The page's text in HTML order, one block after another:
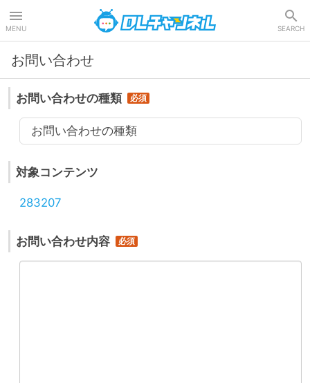
MENU SEARCH
お問い合わせ
お問い合わせの種類
お問い合わせの種類
対象コンテンツ
283207
お問い合わせ内容